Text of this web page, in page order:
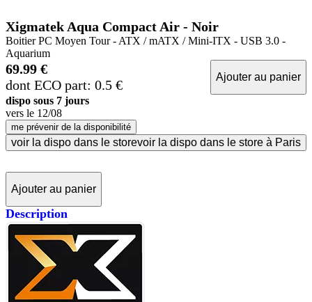
Xigmatek Aqua Compact Air - Noir
Boitier PC Moyen Tour - ATX / mATX / Mini-ITX - USB 3.0 -
Aquarium
69.99 €
dont ECO part: 0.5 €
Ajouter au panier
dispo sous 7 jours
vers le 12/08
me prévenir de la disponibilité
voir la dispo dans le storevoir la dispo dans le store à Paris
Ajouter au panier
Description